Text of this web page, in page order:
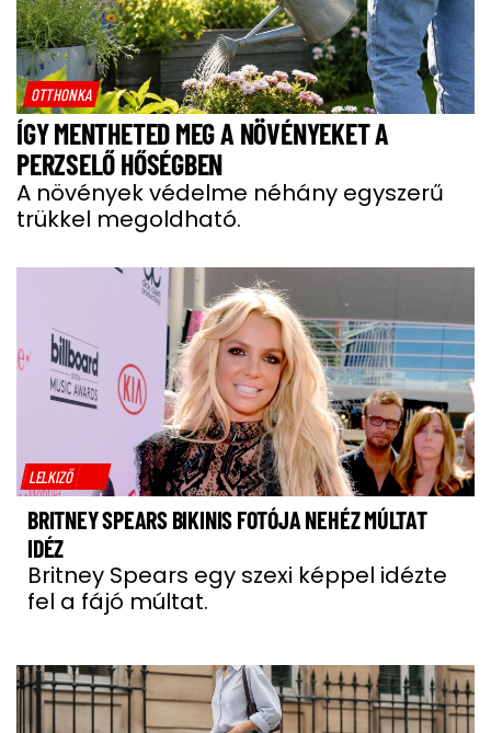
OTTHONKA
ÍGY MENTHETED MEG A NÖVÉNYEKET A
PERZSELŐ HŐSÉGBEN
A növények védelme néhány egyszerű
trükkel megoldható.
LELKIZŐ
BRITNEY SPEARS BIKINIS FOTÓJA NEHÉZ MÚLTAT
IDÉZ
Britney Spears egy szexi képpel idézte
fel a fájó múltat.